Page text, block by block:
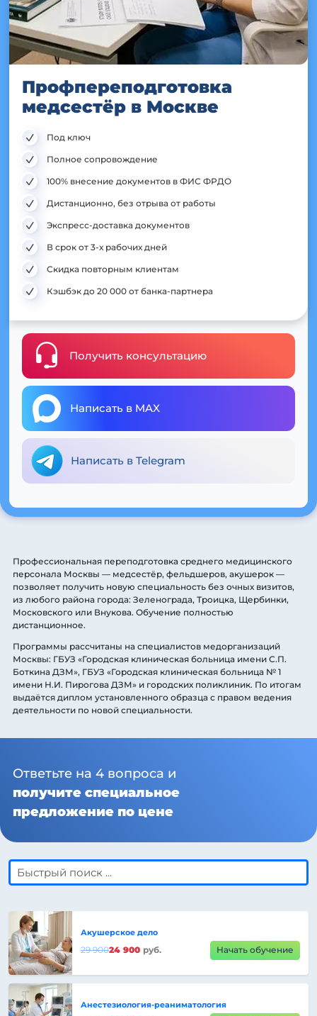
Профпереподготовка
медсестёр в Москве
Под ключ
Полное сопровождение
100% внесение документов в ФИС ФРДО
Дистанционно, без отрыва от работы
Экспресс-доставка документов
В срок от 3-х рабочих дней
Скидка повторным клиентам
Кэшбэк до 20 000 от банка-партнера
Получить консультацию
Написать в MAX
Написать в Telegram
Профессиональная переподготовка среднего медицинского
персонала Москвы — медсестёр, фельдшеров, акушерок —
позволяет получить новую специальность без очных визитов,
из любого района города: Зеленограда, Троицка, Щербинки,
Московского или Внукова. Обучение полностью
дистанционное.
Программы рассчитаны на специалистов медорганизаций
Москвы: ГБУЗ «Городская клиническая больница имени С.П.
Боткина ДЗМ», ГБУЗ «Городская клиническая больница № 1
имени Н.И. Пирогова ДЗМ» и городских поликлиник. По итогам
выдаётся диплом установленного образца с правом ведения
деятельности по новой специальности.
Ответьте на 4 вопроса и
получите специальное
предложение по цене
Акушерское дело
29 90024 900 руб. Начать обучение
Анестезиология-реаниматология